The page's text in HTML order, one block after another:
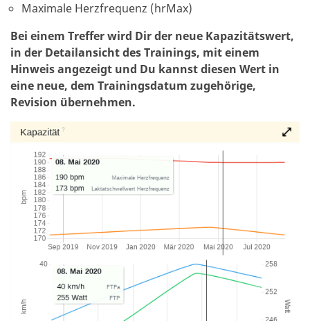
Maximale Herzfrequenz (hrMax)
Bei einem Treffer wird Dir der neue Kapazitätswert,
in der Detailansicht des Trainings, mit einem
Hinweis angezeigt und Du kannst diesen Wert in
eine neue, dem Trainingsdatum zugehörige,
Revision übernehmen.